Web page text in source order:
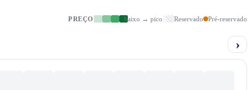
PREÇO baixo → pico Reservado Pré-reservado
›